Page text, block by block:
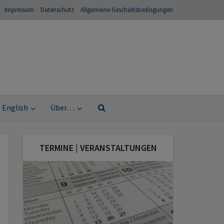
Impressum Datenschutz Allgemeine Geschäftsbedingungen
English Über…
TERMINE | VERANSTALTUNGEN